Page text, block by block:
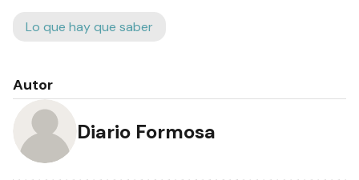
Lo que hay que saber
Autor
Diario Formosa